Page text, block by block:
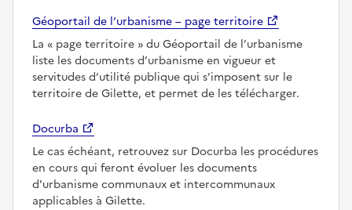
Géoportail de l’urbanisme – page territoire
La
page territoire
du Géoportail de l’urbanisme
liste les documents d’urbanisme en vigueur et
servitudes d’utilité publique qui s’imposent sur le
territoire de Gilette, et permet de les télécharger.
Docurba
Le cas échéant, retrouvez sur Docurba les procédures
en cours qui feront évoluer les documents
d'urbanisme communaux et intercommunaux
applicables à Gilette.